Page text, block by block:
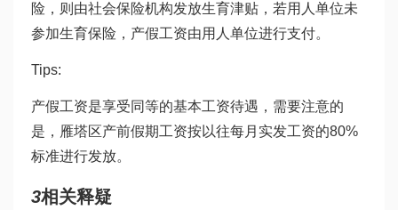
险，则由社会保险机构发放生育津贴，若用人单位未
参加生育保险，产假工资由用人单位进行支付。
Tips:
产假工资是享受同等的基本工资待遇，需要注意的
是，雁塔区产前假期工资按以往每月实发工资的80%
标准进行发放。
3相关释疑